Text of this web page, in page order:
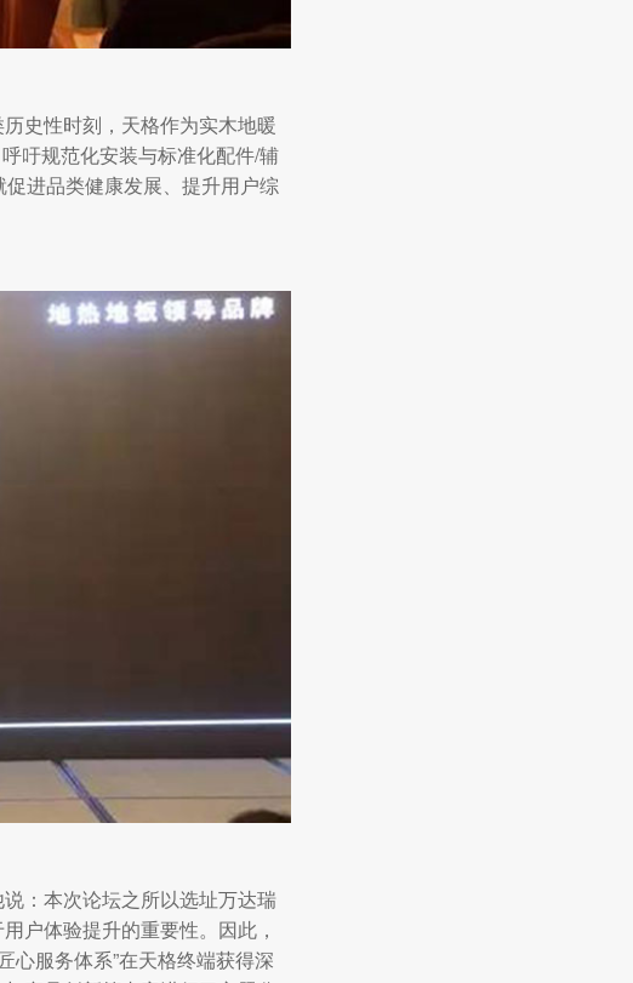
史性时刻，天格作为实木地暖
吁规范化安装与标准化配件/辅
进品类健康发展、提升用户综
：本次论坛之所以选址万达瑞
户体验提升的重要性。因此，
心服务体系”在天格终端获得深